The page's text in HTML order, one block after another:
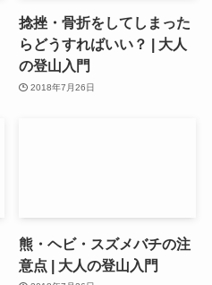
捻挫・骨折をしてしまった
らどうすればいい？ | 大人
の登山入門
2018年7月26日
熊・ヘビ・スズメバチの注
意点 | 大人の登山入門